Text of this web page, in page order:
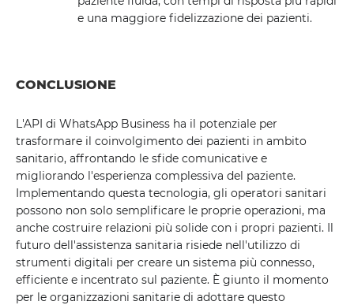
e una maggiore fidelizzazione dei pazienti.
CONCLUSIONE
L'API di WhatsApp Business ha il potenziale per
trasformare il coinvolgimento dei pazienti in ambito
sanitario, affrontando le sfide comunicative e
migliorando l'esperienza complessiva del paziente.
Implementando questa tecnologia, gli operatori sanitari
possono non solo semplificare le proprie operazioni, ma
anche costruire relazioni più solide con i propri pazienti. Il
futuro dell'assistenza sanitaria risiede nell'utilizzo di
strumenti digitali per creare un sistema più connesso,
efficiente e incentrato sul paziente. È giunto il momento
per le organizzazioni sanitarie di adottare questo